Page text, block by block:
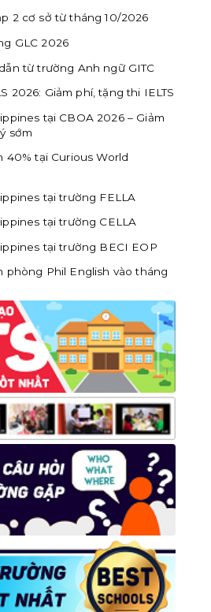
2 cơ sở từ tháng 10/2026
GLC 2026
từ trường Anh ngữ GITC
2026: Giảm phí, tặng thi IELTS
tại CBOA 2026 – Giảm
sớm
40% tại Curious World
tại trường FELLA
tại trường CELLA
tại trường BECI EOP
phòng Phil English vào tháng